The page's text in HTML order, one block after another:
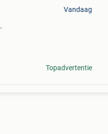
Vandaag
Topadvertentie